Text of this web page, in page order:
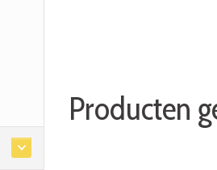
Producten